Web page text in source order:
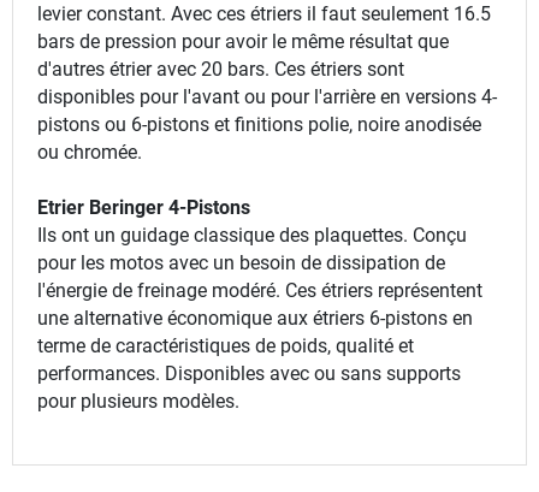
levier constant. Avec ces étriers il faut seulement 16.5
bars de pression pour avoir le même résultat que
d'autres étrier avec 20 bars. Ces étriers sont
disponibles pour l'avant ou pour l'arrière en versions 4-
pistons ou 6-pistons et finitions polie, noire anodisée
ou chromée.
Etrier Beringer 4-Pistons
Ils ont un guidage classique des plaquettes. Conçu
pour les motos avec un besoin de dissipation de
l'énergie de freinage modéré. Ces étriers représentent
une alternative économique aux étriers 6-pistons en
terme de caractéristiques de poids, qualité et
performances. Disponibles avec ou sans supports
pour plusieurs modèles.